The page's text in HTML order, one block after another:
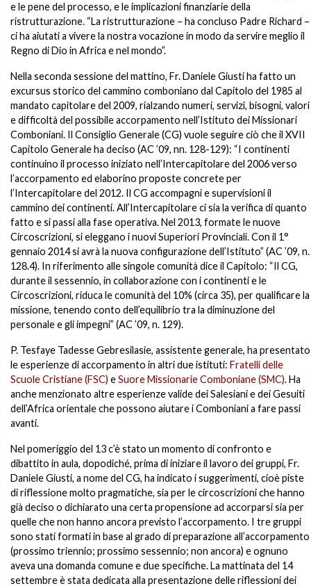
e le pene del processo, e le implicazioni finanziarie della
ristrutturazione. “La ristrutturazione – ha concluso Padre Richard –
ci ha aiutati a vivere la nostra vocazione in modo da servire meglio il
Regno di Dio in Africa e nel mondo”.
Nella seconda sessione del mattino, Fr. Daniele Giusti ha fatto un
excursus storico del cammino comboniano dal Capitolo del 1985 al
mandato capitolare del 2009, rialzando numeri, servizi, bisogni, valori
e difficoltà del possibile accorpamento nell’Istituto dei Missionari
Comboniani. Il Consiglio Generale (CG) vuole seguire ciò che il XVII
Capitolo Generale ha deciso (AC ’09, nn. 128-129): “I continenti
continuino il processo iniziato nell’Intercapitolare del 2006 verso
l’accorpamento ed elaborino proposte concrete per
l’Intercapitolare del 2012. Il CG accompagni e supervisioni il
cammino dei continenti. All’Intercapitolare ci sia la verifica di quanto
fatto e si passi alla fase operativa. Nel 2013, formate le nuove
Circoscrizioni, si eleggano i nuovi Superiori Provinciali. Con il 1°
gennaio 2014 si avrà la nuova configurazione dell’Istituto” (AC ’09, n.
128.4). In riferimento alle singole comunità dice il Capitolo: “Il CG,
durante il sessennio, in collaborazione con i continenti e le
Circoscrizioni, riduca le comunità del 10% (circa 35), per qualificare la
missione, tenendo conto dell’equilibrio tra la diminuzione del
personale e gli impegni” (AC ’09, n. 129).
P. Tesfaye Tadesse Gebresilasie, assistente generale, ha presentato
le esperienze di accorpamento in altri due istituti: Fratelli delle
Scuole Cristiane (FSC) eSuore Missionarie Comboniane (SMC). Ha
anche menzionato altre esperienze valide dei Salesiani e dei Gesuiti
dell’Africa orientale che possono aiutare i Comboniani a fare passi
avanti.
Nel pomeriggio del 13 c’è stato un momento di confronto e
dibattito in aula, dopodiché, prima di iniziare il lavoro dei gruppi, Fr.
Daniele Giusti, a nome del CG, ha indicato i suggerimenti, cioè piste
di riflessione molto pragmatiche, sia per le circoscrizioni che hanno
già deciso o dichiarato una certa propensione ad accorparsi sia per
quelle che non hanno ancora previsto l’accorpamento. I tre gruppi
sono stati formati in base al grado di preparazione all’accorpamento
(prossimo triennio; prossimo sessennio; non ancora) e ognuno
aveva una domanda comune e due specifiche. La mattinata del 14
settembre è stata dedicata alla presentazione delle riflessioni dei